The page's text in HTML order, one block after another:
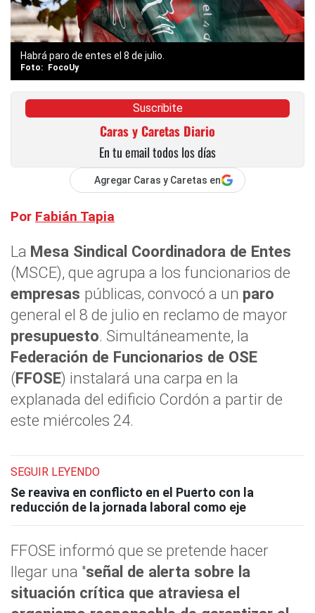
Habrá paro de entes el 8 de julio.
FocoUy
Suscribite
Caras y Caretas Diario
En tu email todos los días
Agregar Caras y Caretas en
Por Fabián Tapia
La Mesa Sindical Coordinadora de Entes
(MSCE), que agrupa a los funcionarios de
empresas públicas, convocó a un paro
general el 8 de julio en reclamo de mayor
presupuesto. Simultáneamente, la
Federación de Funcionarios de OSE
(FFOSE) instalará una carpa en la
explanada del edificio Cordón a partir de
este miércoles 24.
SEGUIR LEYENDO
Se reaviva en conflicto en el Puerto con la
reducción de la jornada laboral como eje
FFOSE informó que se pretende hacer
llegar una "señal de alerta sobre la
situación crítica que atraviesa el